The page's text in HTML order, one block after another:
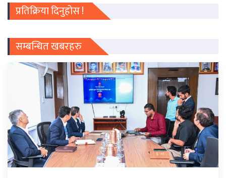
प्रतिक्रिया दिनुहोस !
सम्बन्धित खबरहरु